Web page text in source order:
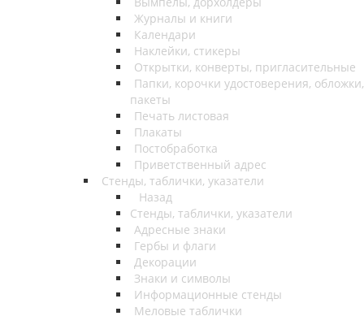
Журналы и книги
Календари
Наклейки, стикеры
Открытки, конверты, пригласительные
Папки, корочки удостоверения, обложки,
пакеты
Печать листовая
Плакаты
Постобработка
Приветственный адрес
Стенды, таблички, указатели
Назад
Стенды, таблички, указатели
Адресные знаки
Гербы и флаги
Декорации
Знаки и символы
Информационные стенды
Меловые таблички